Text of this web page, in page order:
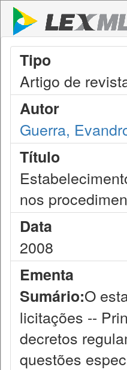
Tipo
Artigo de
Autor
Guerra,
Título
nos
Data
2008
Ementa
Sumário:O
licitações --
decretos
questões